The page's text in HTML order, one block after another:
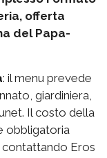
offerta
del Papa-
: il menu prevede
giardiniera,
Il costo della
obbligatoria
Eros